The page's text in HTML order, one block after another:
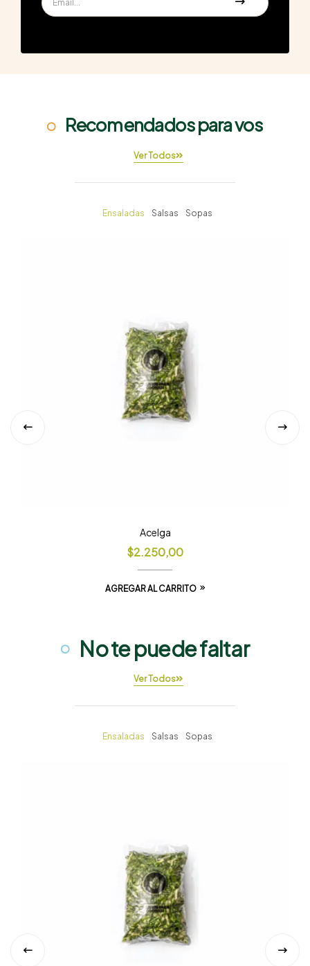
Recomendados para vos
Ver Todos
Ensaladas Salsas Sopas
Acelga
$2.250,00
AGREGAR AL CARRITO
No te puede faltar
Ver Todos
Ensaladas Salsas Sopas